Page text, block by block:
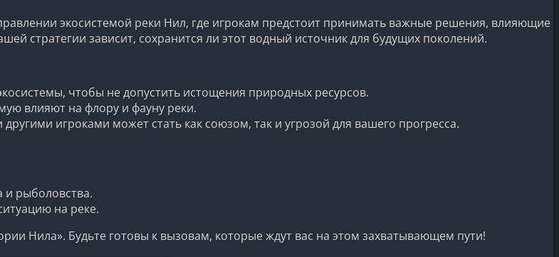
экосистемой реки Нил, где игрокам предстоит принимать важные решения, влияющие
стратегии зависит, сохранится ли этот водный источник для будущих поколений.
чтобы не допустить истощения природных ресурсов.
влияют на флору и фауну реки.
игроками может стать как союзом, так и угрозой для вашего прогресса.
и рыболовства.
на реке.
Нила». Будьте готовы к вызовам, которые ждут вас на этом захватывающем пути!